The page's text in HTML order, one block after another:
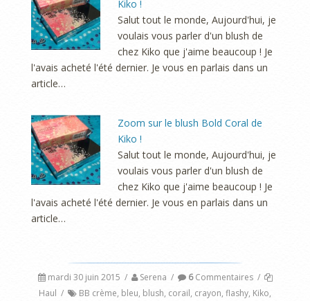
Kiko !
Salut tout le monde, Aujourd'hui, je
voulais vous parler d'un blush de
chez Kiko que j'aime beaucoup ! Je
l'avais acheté l'été dernier. Je vous en parlais dans un
article…
Zoom sur le blush Bold Coral de
Kiko !
Salut tout le monde, Aujourd'hui, je
voulais vous parler d'un blush de
chez Kiko que j'aime beaucoup ! Je
l'avais acheté l'été dernier. Je vous en parlais dans un
article…
mardi 30 juin 2015 / Serena / 6Commentaires /
Haul / BB crème, bleu, blush, corail, crayon, flashy, Kiko,